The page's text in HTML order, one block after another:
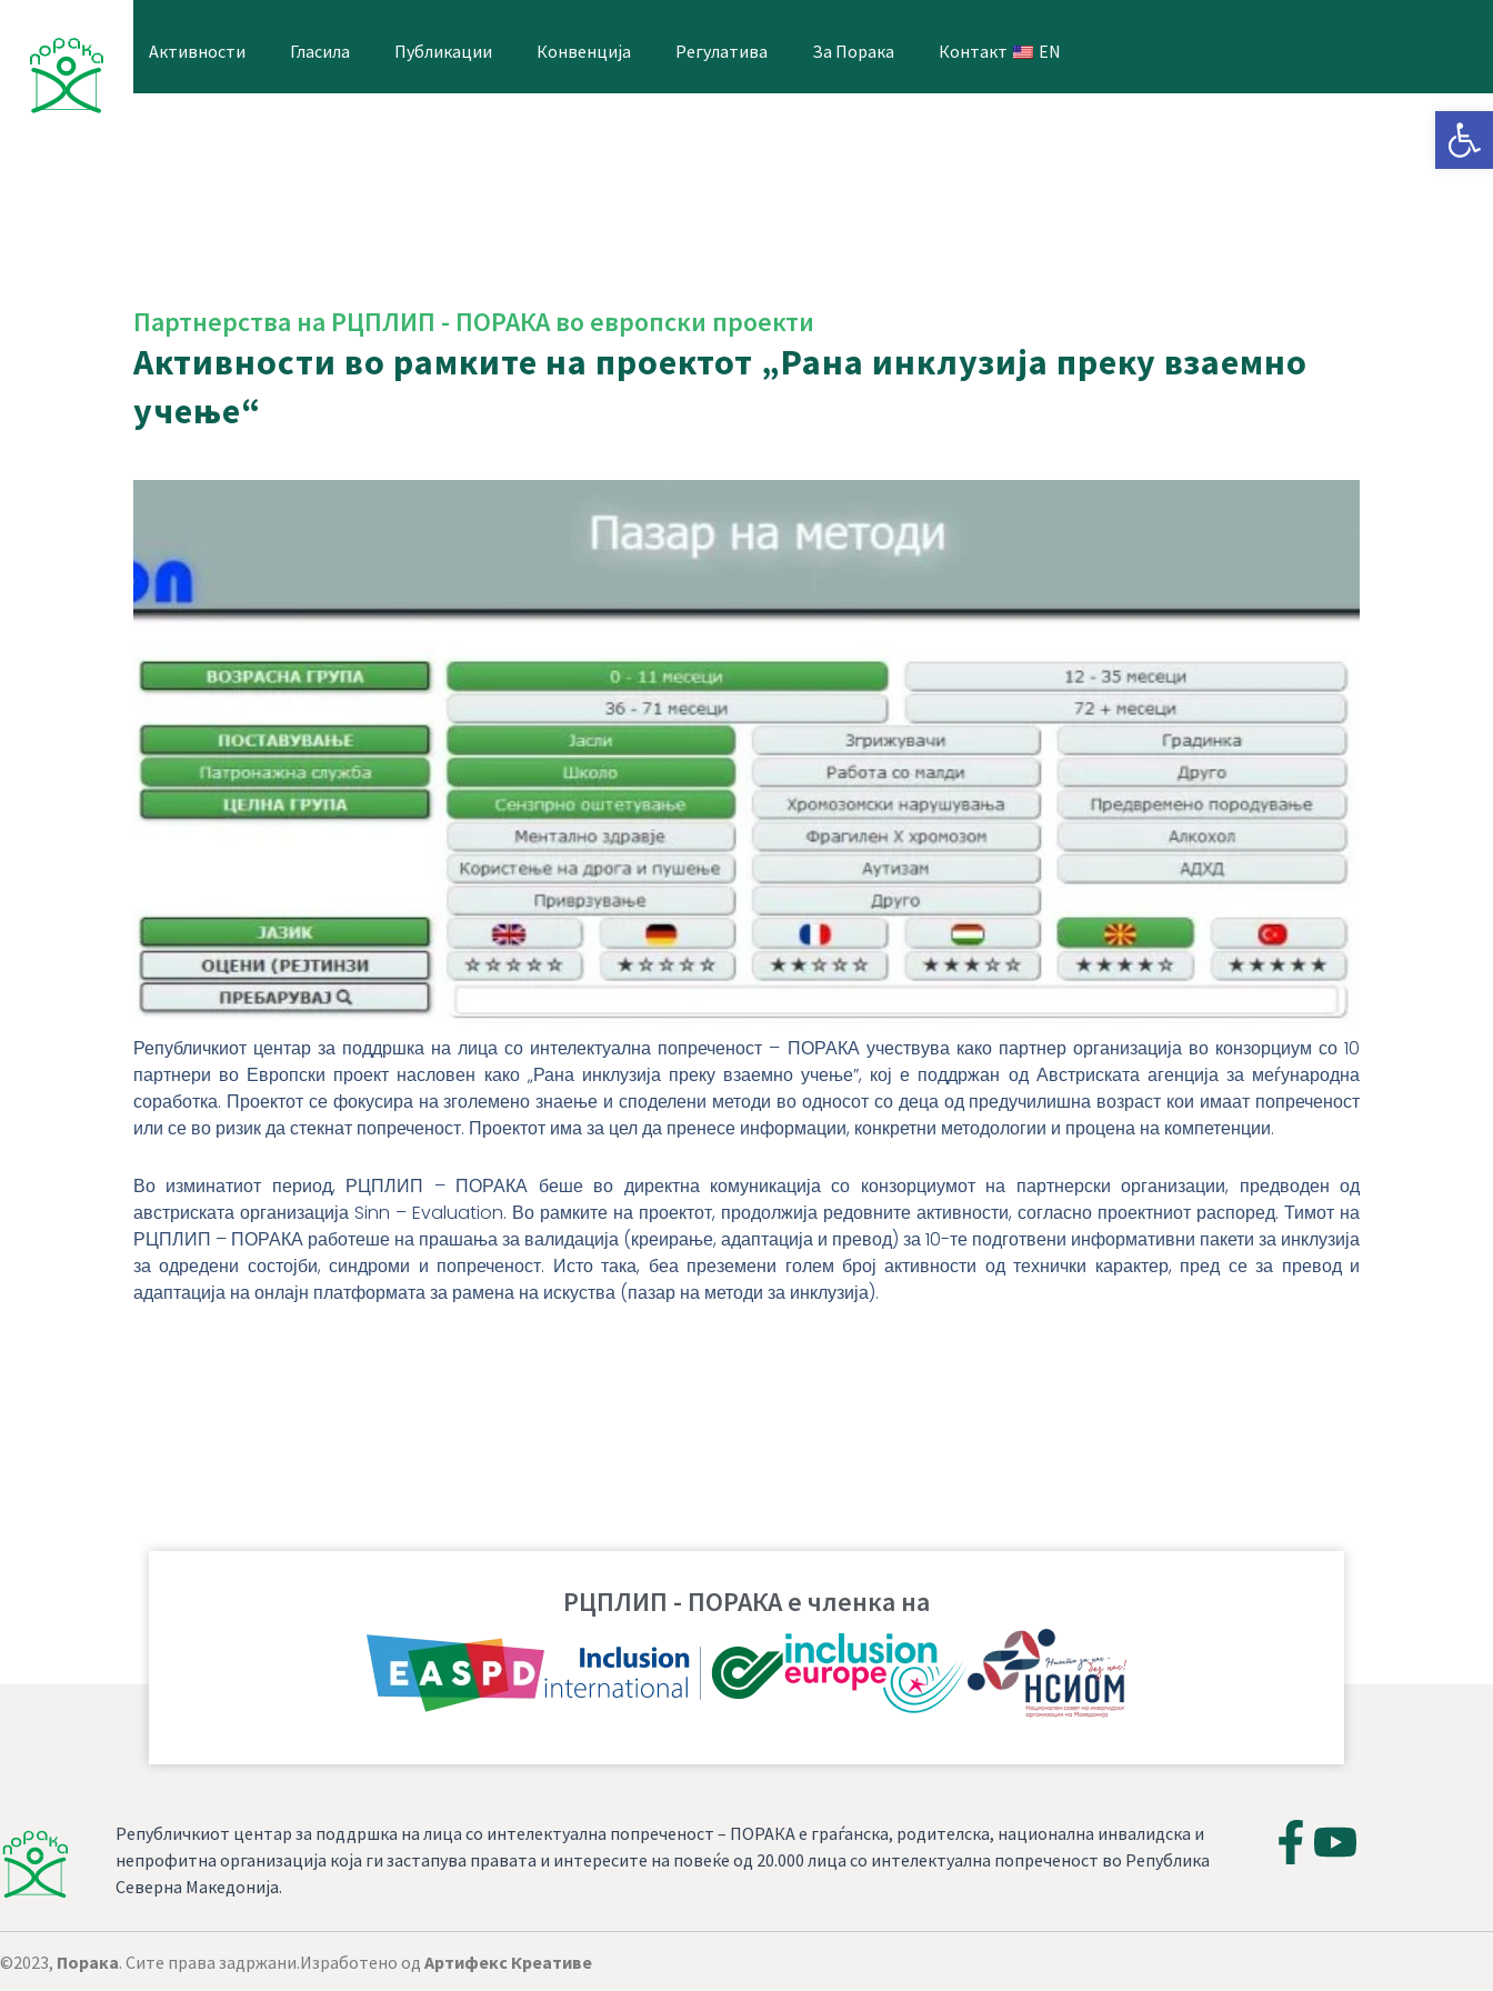
content
Активности Гласила Публикации Конвенција Регулатива За Порака Контакт EN
Партнерства на РЦПЛИП - ПОРАКА во европски проекти
Активности во рамките на проектот „Рана инклузија преку взаемно
учење“
Републичкиот центар за поддршка на лица со интелектуална попреченост – ПОРАКА учествува како партнер организација во конзорциум со 10
партнери во Европски проект насловен како „Рана инклузија преку взаемно учење”, кој е поддржан од Австриската агенција за меѓународна
соработка. Проектот се фокусира на зголемено знаење и споделени методи во односот со деца од предучилишна возраст кои имаат попреченост
или се во ризик да стекнат попреченост. Проектот има за цел да пренесе информации, конкретни методологии и процена на компетенции.
Во изминатиот период, РЦПЛИП – ПОРАКА беше во директна комуникација со конзорциумот на партнерски организации, предводен од
австриската организација Sinn – Evaluation. Во рамките на проектот, продолжија редовните активности, согласно проектниот распоред. Тимот на
РЦПЛИП – ПОРАКА работеше на прашања за валидација (креирање, адаптација и превод) за 10-те подготвени информативни пакети за инклузија
за одредени состојби, синдроми и попреченост. Исто така, беа преземени голем број активности од технички карактер, пред се за превод и
адаптација на онлајн платформата за рамена на искуства (пазар на методи за инклузија).
РЦПЛИП - ПОРАКА е членка на
Републичкиот центар за поддршка на лица со интелектуална попреченост – ПОРАКА е граѓанска, родителска, национална инвалидска и
непрофитна организација која ги застапува правата и интересите на повеќе од 20.000 лица со интелектуална попреченост во Република
Северна Македонија.
©2023, Порака. Сите права задржани.Изработено од Артифекс Креативе